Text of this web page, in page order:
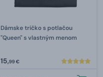
Dámske tričko s potlačou
"Queen" s vlastným menom
15,99 €